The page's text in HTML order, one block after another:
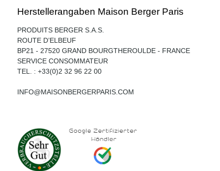
Herstellerangaben Maison Berger Paris
PRODUITS BERGER S.A.S.
ROUTE D’ELBEUF
BP21 - 27520 GRAND BOURGTHEROULDE - FRANCE
SERVICE CONSOMMATEUR
TEL. : +33(0)2 32 96 22 00
INFO@MAISONBERGERPARIS.COM